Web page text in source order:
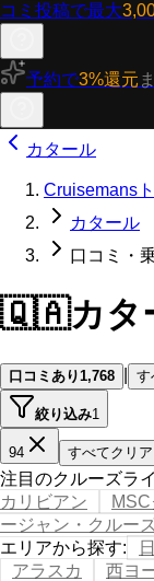
コミ投稿で最大
予約で3%還元
カタール
Cruisemans
カタール
口コミ・
🇶🇦カタ
口コミあり1,768 す
絞り込み1
94 すべてクリア
注目のクルーズラ
カリビアン
ージャン・クルー
エリアから探す:
アラスカ
西ヨ